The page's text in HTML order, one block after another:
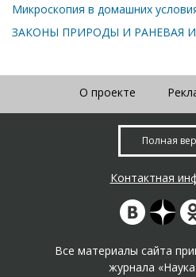
Микроскопия в домашних
ЗАКОНЫ ПРИРОДЫ И РАНЕВАЯ
О проекте
Полная
Контактная
Все материалы сайта
журнала